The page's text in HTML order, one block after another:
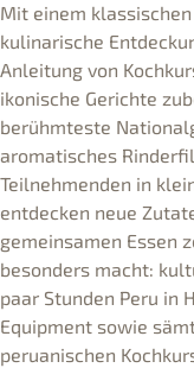
Mit einem
kulinarische
Anleitung von
ikonische Gerichte
berühmteste
aromatisches
Teilnehmenden in
entdecken neue
gemeinsamen Essen
besonders macht:
paar Stunden Peru in
Equipment sowie
peruanischen